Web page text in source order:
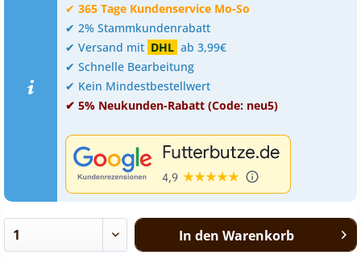
✔ 365 Tage Kundenservice Mo-So
✔ 2% Stammkundenrabatt
✔ Versand mit DHL ab 3,99€
✔ Schnelle Bearbeitung
✔ Kein Mindestbestellwert
✔ 5% Neukunden-Rabatt (Code: neu5)
In den Warenkorb